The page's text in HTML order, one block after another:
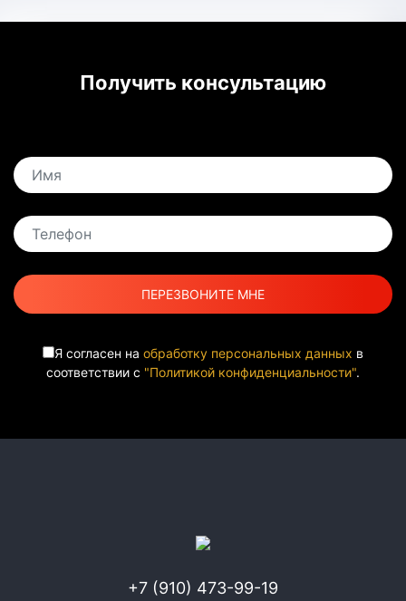
Получить консультацию
Я согласен на обработку персональных данных в
соответствии с "Политикой конфиденциальности".
+7 (910) 473-99-19